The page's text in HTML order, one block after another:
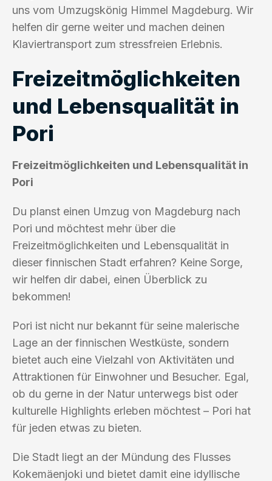
uns vom Umzugskönig Himmel Magdeburg. Wir
helfen dir gerne weiter und machen deinen
Klaviertransport zum stressfreien Erlebnis.
Freizeitmöglichkeiten
und Lebensqualität in
Pori
Freizeitmöglichkeiten und Lebensqualität in
Pori
Du planst einen Umzug von Magdeburg nach
Pori und möchtest mehr über die
Freizeitmöglichkeiten und Lebensqualität in
dieser finnischen Stadt erfahren? Keine Sorge,
wir helfen dir dabei, einen Überblick zu
bekommen!
Pori ist nicht nur bekannt für seine malerische
Lage an der finnischen Westküste, sondern
bietet auch eine Vielzahl von Aktivitäten und
Attraktionen für Einwohner und Besucher. Egal,
ob du gerne in der Natur unterwegs bist oder
kulturelle Highlights erleben möchtest – Pori hat
für jeden etwas zu bieten.
Die Stadt liegt an der Mündung des Flusses
Kokemäenjoki und bietet damit eine idyllische